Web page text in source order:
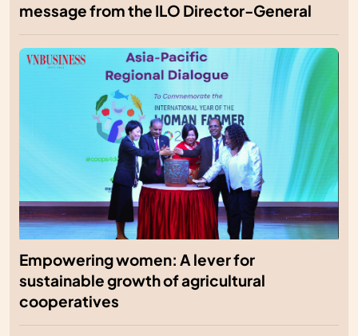
message from the ILO Director-General
Empowering women: A lever for
sustainable growth of agricultural
cooperatives